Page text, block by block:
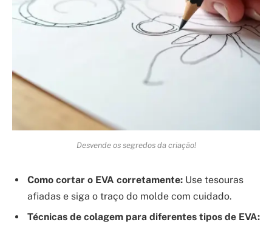
Desvende os segredos da criação!
Como cortar o EVA corretamente: Use tesouras
afiadas e siga o traço do molde com cuidado.
Técnicas de colagem para diferentes tipos de EVA: